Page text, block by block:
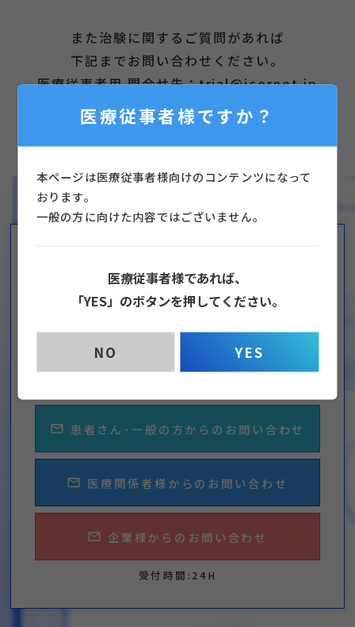
医療従事者様ですか？
本ページは医療従事者様向けのコンテンツになって
おります。
一般の方に向けた内容ではございません。
医療従事者様であれば、
「YES」のボタンを押してください。
NO YES
また治験に関するご質問があれば
下記までお問い合わせください。
医療従事者用 問合せ先：trial@icornet.jp
治験実施施設
東京女子医科大学 心臓血管外科
お問い合わせ
心臓形状矯正ネット治療についてや、
拡張型心筋症のことなど
なんでもお気軽にお問い合わせください。
mail_outline 患者さん･一般の方からのお問い合わせ
mail_outline 医療関係者様からのお問い合わせ
mail_outline 企業様からのお問い合わせ
受付時間:24H